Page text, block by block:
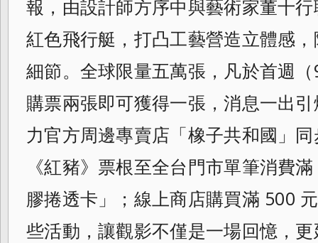
報，由設計師方序中與藝術家董十
紅色飛行艇，打凸工藝營造立體感
細節。全球限量五萬張，凡於首週
購票兩張即可獲得一張，消息一出
力官方周邊專賣店「橡子共和國」
《紅豬》票根至全台門市單筆消費
膠捲透卡」；線上商店購買滿 500
些活動，讓觀影不僅是一場回憶，